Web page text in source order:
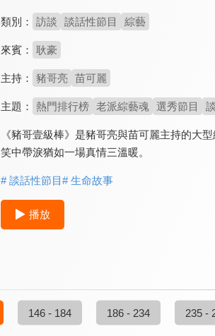
類別： 訪談 談話性節目 綜藝
來賓： 耿豪
主持： 豬哥亮 苗可麗
主題： 熱門排行榜 老派綜藝魂 選秀節目
《豬哥壹級棒》是豬哥亮與苗可麗主持的大
笑中帶淚猶如一場真情三溫暖。
# 談話性節目# 生命故事
播放
146 - 184 186 - 234 235 -